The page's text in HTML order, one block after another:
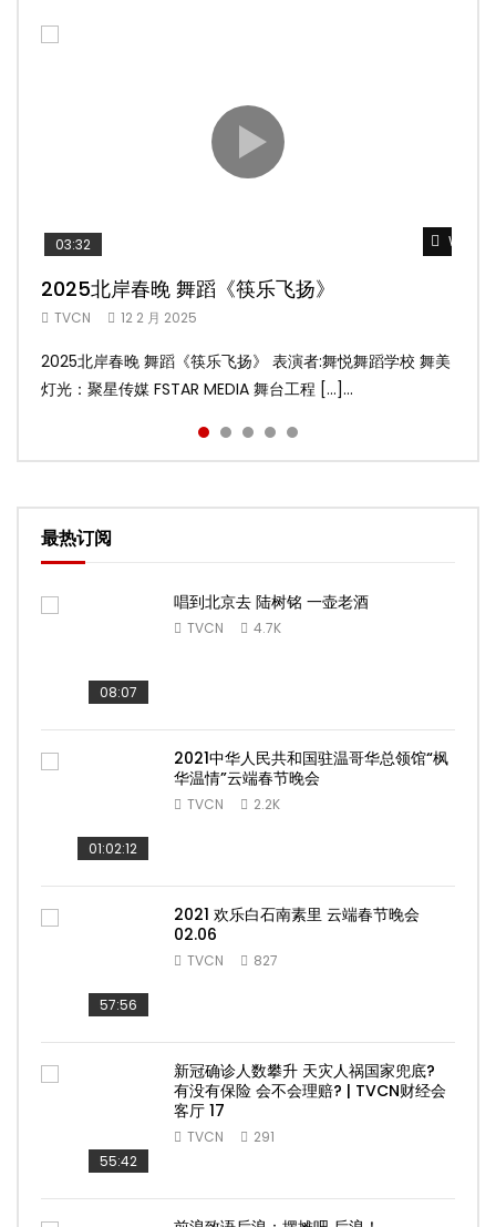
Watch
03:32
2025北岸春晚 舞蹈《筷乐飞扬》
TVCN 12 2 月 2025
2025北岸春晚 舞蹈《筷乐飞扬》 表演者:舞悦舞蹈学校 舞美
灯光：聚星传媒 FSTAR MEDIA 舞台工程 […]...
Watch
02:58
2025北岸春晚 舞蹈《乌兰巴托的夜》
TVCN 12 2 月 2025
2025北岸春晚 舞蹈《乌兰巴托的夜》 表演者:飞扬舞蹈团 舞
美灯光：聚星传媒 FSTAR MEDIA 舞台工 […]...
Watch
04:19
2025北岸春晚 古典舞《雨后》
TVCN 12 2 月 2025
2025北岸春晚 古典舞《雨后》 表演者:洪杰舞蹈学院 舞美灯
光：聚星传媒 FSTAR MEDIA 舞台工程： […]...
Watch
05:13
2025北岸春晚 傣族舞蹈《水的女儿》
TVCN 12 2 月 2025
2025北岸春晚 傣族舞蹈《水的女儿》 表演者:洪杰舞蹈学院
舞美灯光：聚星传媒 FSTAR MEDIA 舞台 […]...
Watch
03:45
2025北岸春晚 舞蹈《十八焕蝶》
TVCN 9 2 月 2025
2025北岸春晚 舞蹈《十八焕蝶》 表演者:舞悦舞蹈学校 舞美
灯光：聚星传媒 FSTAR MEDIA 舞台工程 […]...
最热订阅
08:07
唱到北京去 陆树铭 一壶老酒
TVCN 4.7K
01:02:12
2021中华人民共和国驻温哥华总领馆“枫
华温情”云端春节晚会
TVCN 2.2K
57:56
2021 欢乐白石南素里 云端春节晚会
02.06
TVCN 827
55:42
新冠确诊人数攀升 天灾人祸国家兜底?
有没有保险 会不会理赔? | TVCN财经会
客厅 17
TVCN 291